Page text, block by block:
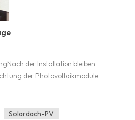
der Installation bleiben
der Photovoltaikmodule
Halterung ist voreingestellt oder wird
und anschließend fixiert.Verstellbare
tragende Bauteil der...
Solardach-PV